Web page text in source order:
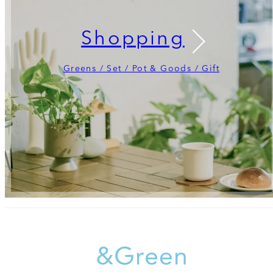
Shopping
Greens / Set / Pot & Goods / Gift